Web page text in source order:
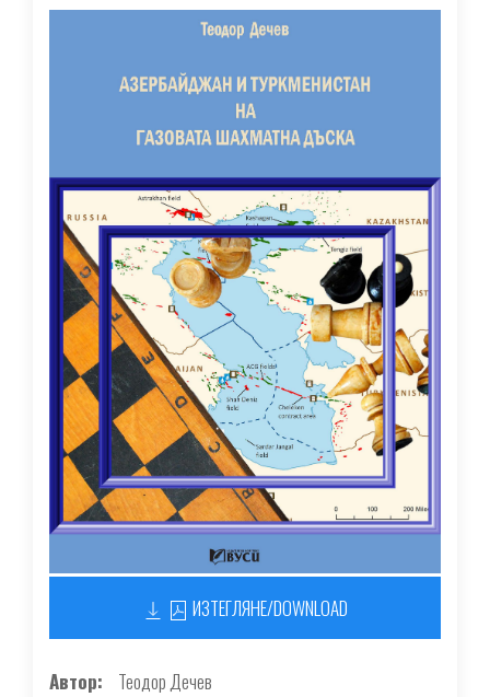
ИЗТЕГЛЯНЕ/DOWNLOAD
Автор
Теодор Дечев